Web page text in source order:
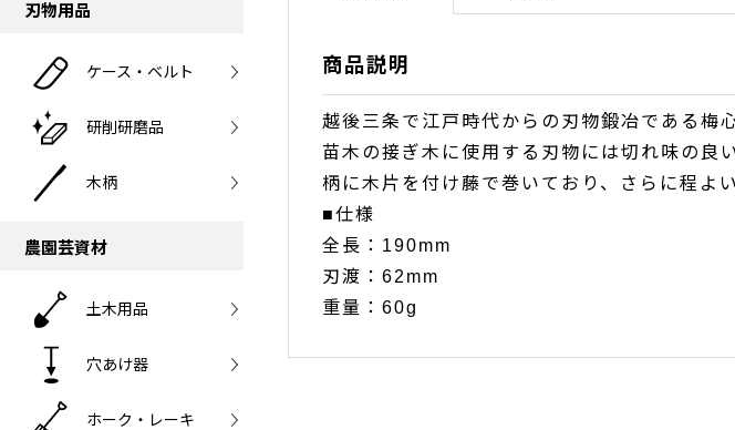
刃物用品
ケース・ベルト
研削研磨品
木柄
農園芸資材
土木用品
穴あけ器
ホーク・レーキ
商品説明
越後三条で江戸時代からの刃物鍛冶である梅
苗木の接ぎ木に使用する刃物には切れ味の良
柄に木片を付け藤で巻いており、さらに程よ
■仕様
全長：190mm
刃渡：62mm
重量：60g